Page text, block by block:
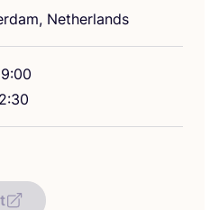
Netherlands
:00
:30